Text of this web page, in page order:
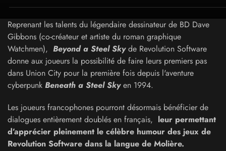
Reprenant les talents du légendaire dessinateur de BD Dave
Gibbons (co-créateur et artiste du roman graphique
Watchmen), Beyond a Steel Skyde Revolution Software
donne aux joueurs la possibilité de faire leurs premiers pas
dans Union City pour la première fois depuis l'aventure
cyberpunk Beneath a Steel Skyen 1994.
Les joueurs francophones pourront désormais bénéficier de
dialogues entièrement doublés en français, leur permettant
d’apprécier pleinement le célèbre humour des jeux de
Revolution Software dans la langue de Molière.